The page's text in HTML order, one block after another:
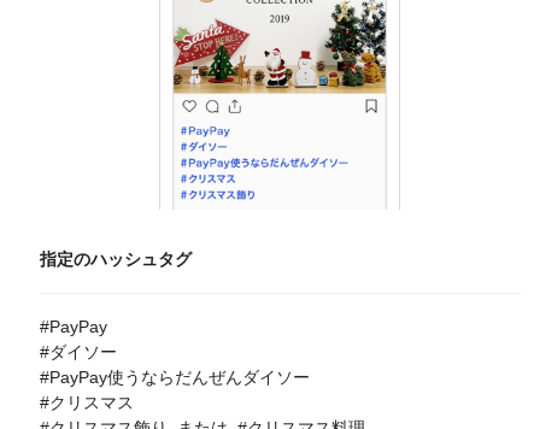
指定のハッシュタグ
#PayPay
#ダイソー
#PayPay使うならだんぜんダイソー
#クリスマス